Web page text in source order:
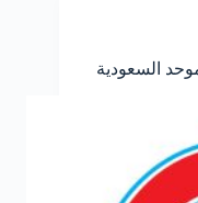
السعودية